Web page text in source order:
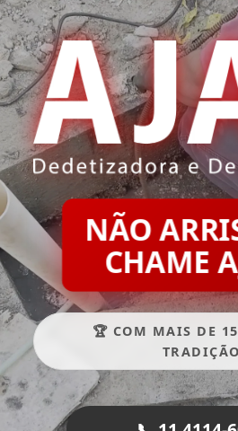
NÃO
CHAME
🏆 COM MAIS DE
TRADIÇÃO